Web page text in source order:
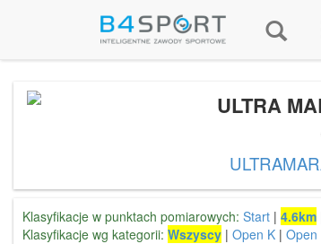
ULTRA
Klasyfikacje w punktach pomiarowych: Start | 4.6km
Klasyfikacje wg kategorii: Wszyscy | Open K | Open